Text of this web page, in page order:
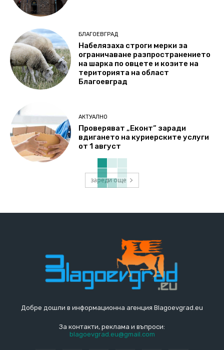
БЛАГОЕВГРАД
Набелязаха строги мерки за
ограничаване разпространението
на шарка по овцете и козите на
територията на област
Благоевград
АКТУАЛНО
Проверяват „Еконт“ заради
вдигането на куриерските услуги
от 1 август
зареди още
Добре дошли в информационна агенция Blagoevgrad.eu
За контакти, реклама и въпроси:
blagoevgrad.eu@gmail.com